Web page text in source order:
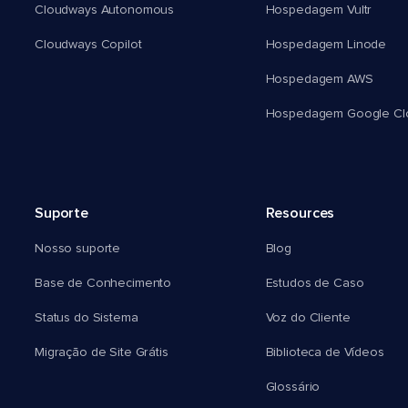
Cloudways Autonomous
Cloudways Copilot
Hospedagem Vultr
Hospedagem Linode
Hospedagem AWS
Hospedagem Google
Suporte
Nosso suporte
Base de Conhecimento
Status do Sistema
Migração de Site Grátis
Resources
Blog
Estudos de Caso
Voz do Cliente
Biblioteca de Vídeos
Glossário